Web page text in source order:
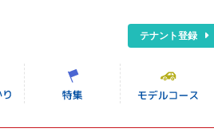
テナント登録